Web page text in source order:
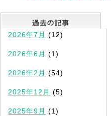
最新記事一覧
2026年7月 (12)
2026年6月 (1)
2026年2月 (54)
2025年12月 (5)
2025年9月 (1)